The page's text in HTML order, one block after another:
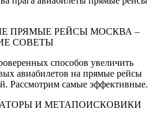
ПРЯМЫЕ РЕЙСЫ МОСКВА ‒
СОВЕТЫ
способов увеличить
авиабилетов на прямые рейсы
Рассмотрим самые эффективные.
И МЕТАПОИСКОВИКИ